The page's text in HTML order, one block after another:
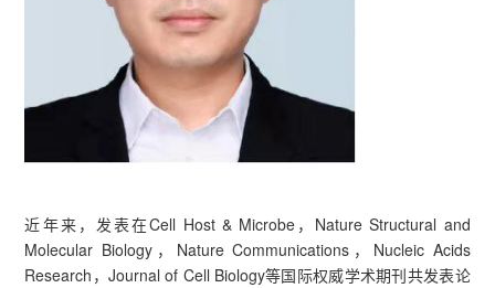
近年来，发表在Cell Host & Microbe，Nature Structural and
Molecular Biology，Nature Communications，Nucleic Acids
Research，Journal of Cell Biology等国际权威学术期刊共发表论